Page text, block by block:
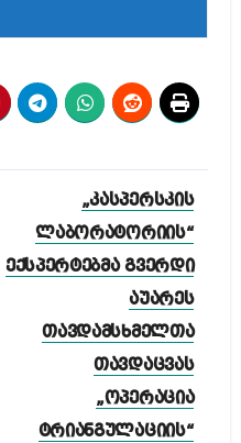
„კასპერსკის
ლაბორატორიის“
ექსპერტებმა გვერდი
აუარეს
თავდამსხმელთა
თავდაცვას
„ოპერაცია
ტრიანგულაციის“